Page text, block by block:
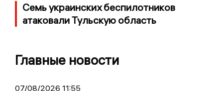
Семь украинских беспилотников
атаковали Тульскую область
Главные новости
07/08/2026 11:55